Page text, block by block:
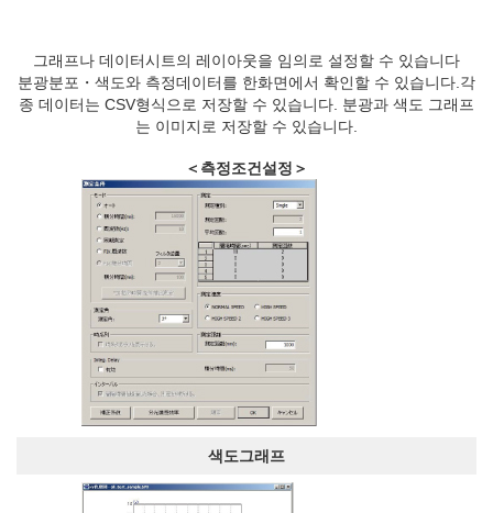
그래프나 데이터시트의 레이아웃을 임의로 설정할 수 있습니다
분광분포・색도와 측정데이터를 한화면에서 확인할 수 있습니다.각
종 데이터는 CSV형식으로 저장할 수 있습니다. 분광과 색도 그래프
는 이미지로 저장할 수 있습니다.
＜측정조건설정＞
색도그래프